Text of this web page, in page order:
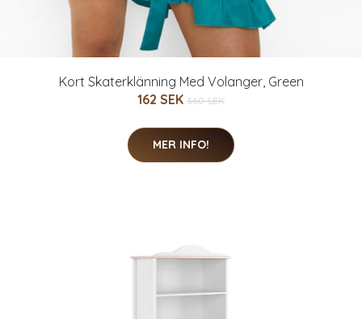
Kort Skaterklänning Med Volanger, Green
162 SEK 360 SEK
MER INFO!